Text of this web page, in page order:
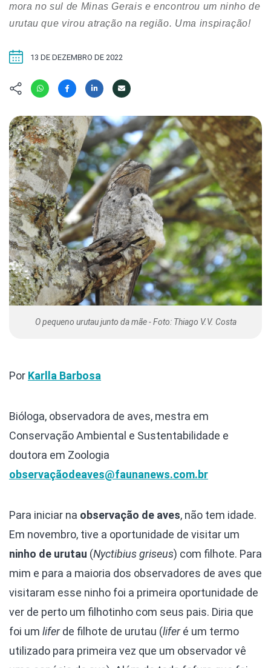
Kit
Na Linha
Saúde,
Segunda
Túnel do
Universo
Cursos
mora no sul de Minas Gerais e encontrou um ninho de
urutau que virou atração na região. Uma inspiração!
13 DE DEZEMBRO DE 2022
O pequeno urutau junto da mãe - Foto: Thiago V.V. Costa
Por Karlla Barbosa
Bióloga, observadora de aves, mestra em
Conservação Ambiental e Sustentabilidade e
doutora em Zoologia
observaçãodeaves@faunanews.com.br
Para iniciar na observação de aves, não tem idade.
Em novembro, tive a oportunidade de visitar um
ninho de urutau (Nyctibius griseus) com filhote. Para
mim e para a maioria dos observadores de aves que
visitaram esse ninho foi a primeira oportunidade de
ver de perto um filhotinho com seus pais. Diria que
foi um liferde filhote de urutau (liferé um termo
utilizado para primeira vez que um observador vê